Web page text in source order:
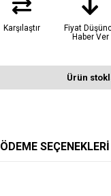
Karşılaştır
Fiyat
Haber Ver
Ürün
ÖDEME SEÇENEKLERI